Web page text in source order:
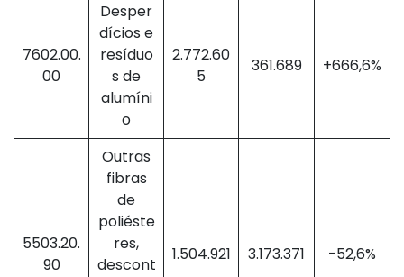
7602.00.
00
Desper
dícios e
resíduo
s de
alumíni
o
2.772.60
5
361.689 +666,6%
5503.20.
90
Outras
fibras
de
poliéste
res,
descont
1.504.921 3.173.371 -52,6%